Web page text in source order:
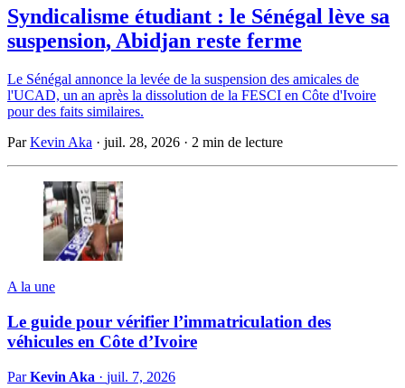
Syndicalisme étudiant : le Sénégal lève sa
suspension, Abidjan reste ferme
Le Sénégal annonce la levée de la suspension des amicales de
l'UCAD, un an après la dissolution de la FESCI en Côte d'Ivoire
pour des faits similaires.
ParKevin Aka · juil. 28, 2026 · 2 min de lecture
A la une
Le guide pour vérifier l’immatriculation des
véhicules en Côte d’Ivoire
ParKevin Aka · juil. 7, 2026